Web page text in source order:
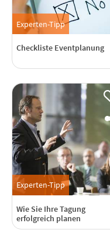
Experten-Tipp
Checkliste Eventplanung
Experten-Tipp
Wie Sie Ihre Tagung
erfolgreich planen